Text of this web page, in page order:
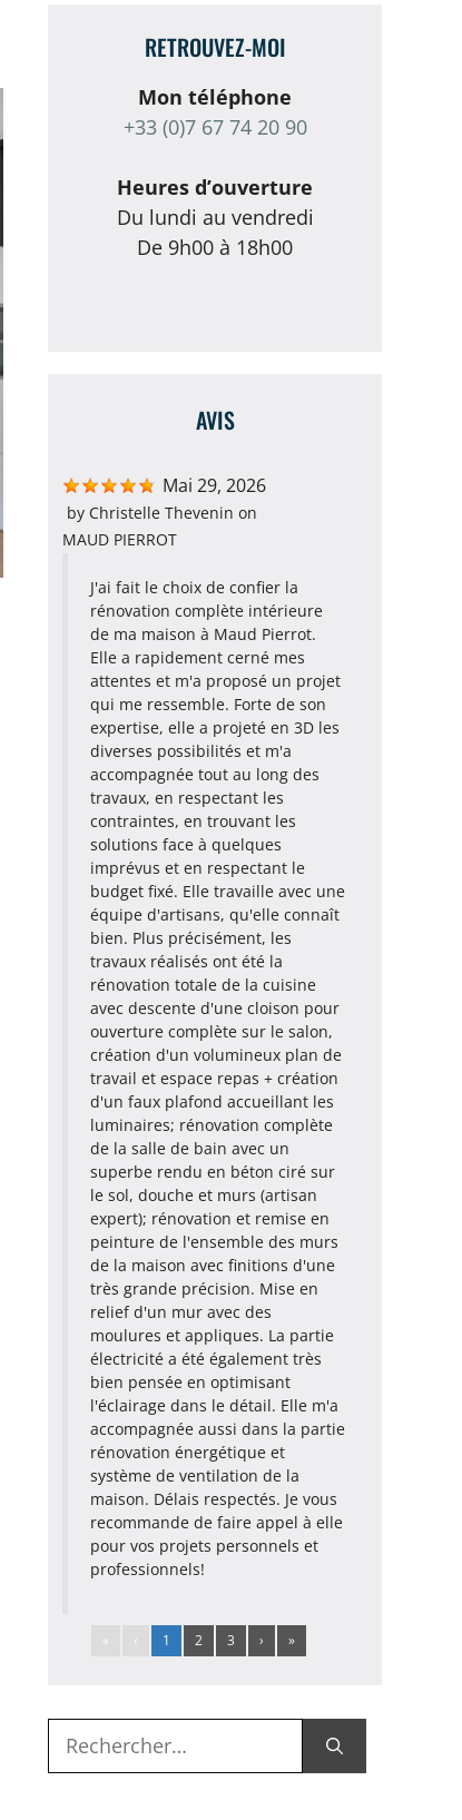
RETROUVEZ-MOI
Mon téléphone
+33 (0)7 67 74 20 90
Heures d’ouverture
Du lundi au vendredi
De 9h00 à 18h00
AVIS
Mai 29, 2026
by Christelle Thevenin on
MAUD PIERROT
J'ai fait le choix de confier la
rénovation complète intérieure
de ma maison à Maud Pierrot.
Elle a rapidement cerné mes
attentes et m'a proposé un projet
qui me ressemble. Forte de son
expertise, elle a projeté en 3D les
diverses possibilités et m'a
accompagnée tout au long des
travaux, en respectant les
contraintes, en trouvant les
solutions face à quelques
imprévus et en respectant le
budget fixé. Elle travaille avec une
équipe d'artisans, qu'elle connaît
bien. Plus précisément, les
travaux réalisés ont été la
rénovation totale de la cuisine
avec descente d'une cloison pour
ouverture complète sur le salon,
création d'un volumineux plan de
travail et espace repas + création
d'un faux plafond accueillant les
luminaires; rénovation complète
de la salle de bain avec un
superbe rendu en béton ciré sur
le sol, douche et murs (artisan
expert); rénovation et remise en
peinture de l'ensemble des murs
de la maison avec finitions d'une
très grande précision. Mise en
relief d'un mur avec des
moulures et appliques. La partie
électricité a été également très
bien pensée en optimisant
l'éclairage dans le détail. Elle m'a
accompagnée aussi dans la partie
rénovation énergétique et
système de ventilation de la
maison. Délais respectés. Je vous
recommande de faire appel à elle
pour vos projets personnels et
professionnels!
« ‹ 1 2 3 › »
Rechercher :